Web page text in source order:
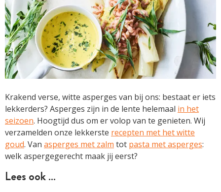
Krakend verse, witte asperges van bij ons: bestaat er iets
lekkerders? Asperges zijn in de lente helemaal in het
seizoen. Hoogtijd dus om er volop van te genieten. Wij
verzamelden onze lekkerste recepten met het witte
goud. Van asperges met zalm tot pasta met asperges:
welk aspergegerecht maak jij eerst?
Lees ook …